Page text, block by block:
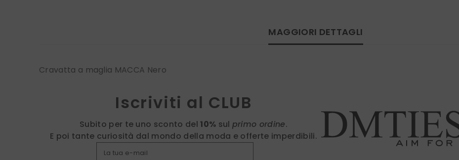
MAGGIORI DETTAGLI
Cravatta a maglia MACCA Nero
Iscriviti al CLUB
Subito per te uno sconto del 10% sul primo ordine.
E poi tante curiosità dal mondo della moda e offerte imperdibili.
La tua e-mail